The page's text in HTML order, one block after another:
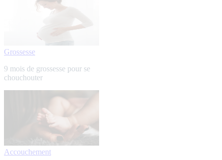
Grossesse
9 mois de grossesse pour se
chouchouter
Accouchement